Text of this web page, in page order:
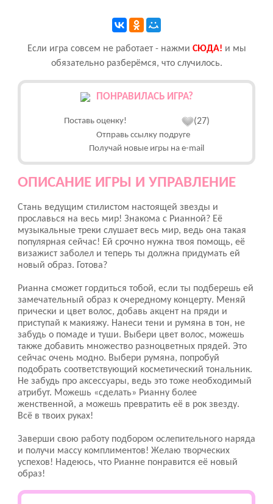
Если игра совсем не работает - нажми CЮДА! и мы
обязательно разберёмся, что случилось.
ПОНРАВИЛАСЬ ИГРА?
Поставь оценку! (27)
Отправь ссылку подруге
Получай новые игры на e-mail
ОПИСАНИЕ ИГРЫ И УПРАВЛЕНИЕ
Стань ведущим стилистом настоящей звезды и
прославься на весь мир! Знакома с Рианной? Её
музыкальные треки слушает весь мир, ведь она такая
популярная сейчас! Ей срочно нужна твоя помощь, её
визажист заболел и теперь ты должна придумать ей
новый образ. Готова?
Рианна сможет гордиться тобой, если ты подберешь ей
замечательный образ к очередному концерту. Меняй
прически и цвет волос, добавь акцент на пряди и
приступай к макияжу. Нанеси тени и румяна в тон, не
забудь о помаде и туши. Выбери цвет волос, можешь
также добавить множество разноцветных прядей. Это
сейчас очень модно. Выбери румяна, попробуй
подобрать соответствующий косметический тональник.
Не забудь про аксессуары, ведь это тоже необходимый
атрибут. Можешь «сделать» Рианну более
женственной, а можешь превратить её в рок звезду.
Всё в твоих руках!
Заверши свою работу подбором ослепительного наряда
и получи массу комплиментов! Желаю творческих
успехов! Надеюсь, что Рианне понравится её новый
образ!